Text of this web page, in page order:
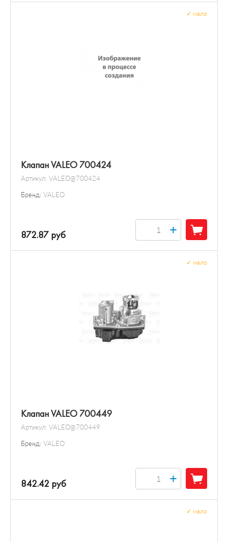
Клапан VALEO 700424
Артикул: VALEO@700424
Бренд: VALEO
мало
872.87 руб +
Клапан VALEO 700449
Артикул: VALEO@700449
Бренд: VALEO
мало
842.42 руб +
мало